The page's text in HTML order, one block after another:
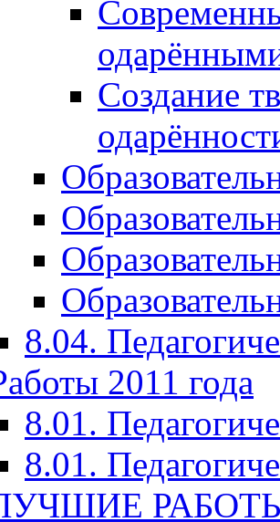
Создание
8.04.
2011 года
8.01.
8.01.